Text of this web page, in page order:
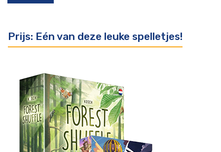
Prijs: Eén van deze leuke spelletjes!